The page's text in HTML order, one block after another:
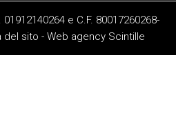
e C.F. 80017260268-
del sito - Web agency Scintille